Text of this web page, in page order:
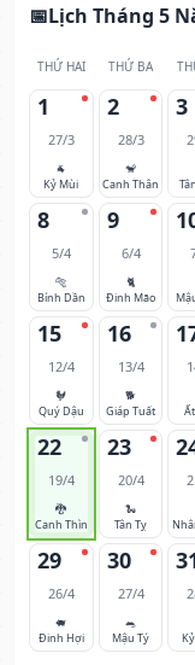
Lịch Tháng 5
THỨ HAI THỨ BA
1
27/3
🐐
Kỷ Mùi
2
28/3
🐒
Canh Thân
3
8
5/4
🐅
Bính Dần
9
6/4
🐈
Đinh Mão
15
12/4
🐓
Quý Dậu
16
13/4
🐕
Giáp Tuất
22
19/4
🐉
Canh Thìn
23
20/4
🐍
Tân Tỵ
29
26/4
🐖
Đinh Hợi
30
27/4
🐀
Mậu Tý